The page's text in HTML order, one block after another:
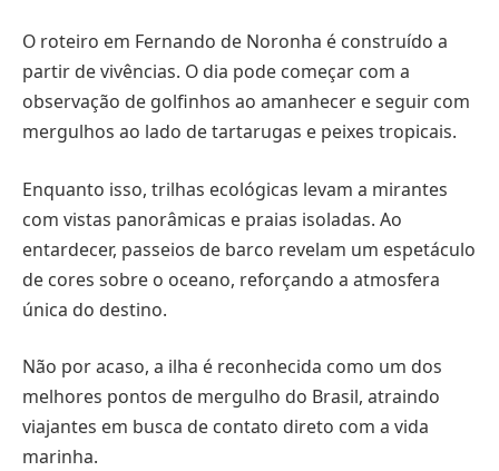
O roteiro em Fernando de Noronha é construído a
partir de vivências. O dia pode começar com a
observação de golfinhos ao amanhecer e seguir com
mergulhos ao lado de tartarugas e peixes tropicais.
Enquanto isso, trilhas ecológicas levam a mirantes
com vistas panorâmicas e praias isoladas. Ao
entardecer, passeios de barco revelam um espetáculo
de cores sobre o oceano, reforçando a atmosfera
única do destino.
Não por acaso, a ilha é reconhecida como um dos
melhores pontos de mergulho do Brasil, atraindo
viajantes em busca de contato direto com a vida
marinha.